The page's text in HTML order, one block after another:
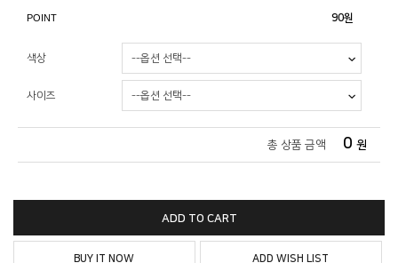
POINT 90원
색상
사이즈
총 상품 금액 0 원
ADD TO CART
BUY IT NOW ADD WISH LIST